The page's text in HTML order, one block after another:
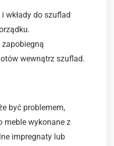
wkłady do szuflad
wewnątrz szuflad.
być problemem,
meble wykonane z
impregnaty lub